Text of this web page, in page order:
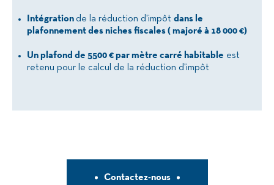
Intégration de la réduction d'impôt dans le
plafonnement des niches fiscales ( majoré à 18 000 €)
Un plafond de 5500 € par mètre carré habitable est
retenu pour le calcul de la réduction d'impôt
Contactez-nous